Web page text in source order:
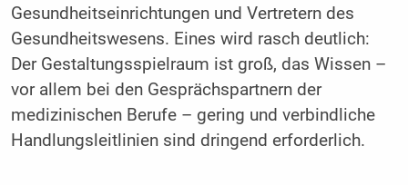
Gesundheitseinrichtungen und Vertretern des
Gesundheitswesens. Eines wird rasch deutlich:
Der Gestaltungsspielraum ist groß, das Wissen –
vor allem bei den Gesprächspartnern der
medizinischen Berufe – gering und verbindliche
Handlungsleitlinien sind dringend erforderlich.